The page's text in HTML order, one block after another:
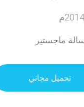
ماجستير
تحميل مجاني